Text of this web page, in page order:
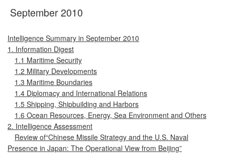
September 2010
Intelligence Summary in September 2010
1. Information Digest
1.1 Maritime Security
1.2 Military Developments
1.3 Maritime Boundaries
1.4 Diplomacy and International Relations
1.5 Shipping, Shipbuilding and Harbors
1.6 Ocean Resources, Energy, Sea Environment and Others
2. Intelligence Assessment
Review of“Chinese Missile Strategy and the U.S. Naval
Presence in Japan: The Operational View from Beijing”